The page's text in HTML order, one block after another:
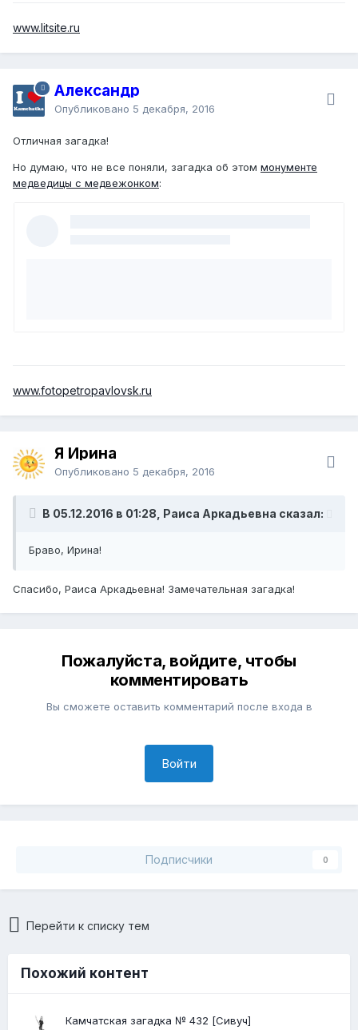
www.litsite.ru
Александр
Опубликовано 5 декабря, 2016
Отличная загадка!
Но думаю, что не все поняли, загадка об этом монументе
медведицы с медвежонком:
www.fotopetropavlovsk.ru
Я Ирина
Опубликовано 5 декабря, 2016
В 05.12.2016 в 01:28, Раиса Аркадьевна сказал:
Браво, Ирина!
Спасибо, Раиса Аркадьевна! Замечательная загадка!
Пожалуйста, войдите, чтобы
комментировать
Вы сможете оставить комментарий после входа в
Войти
Подписчики 0
Перейти к списку тем
Похожий контент
Камчатская загадка № 432 [Сивуч]